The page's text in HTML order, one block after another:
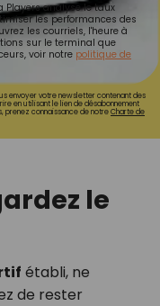
Players analyse le taux
les performances des
les courriels, l'heure à
sur le terminal que
voir notre politique de
envoyer votre newsletter contenant des
en utilisant le lien de désabonnement
prenez connaissance de notreCharte de
le
établi, ne
de rester